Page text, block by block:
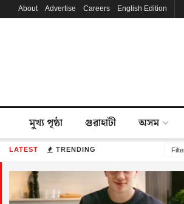
LATEST TRENDING
About Advertise Careers English Edition
মুখ্য পৃষ্ঠা গুৱাহাটী অসম